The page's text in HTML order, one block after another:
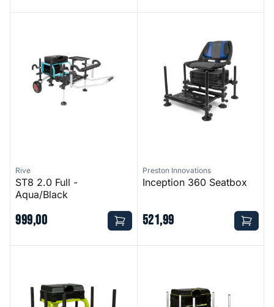
Rive
ST8 2.0 Full -
Aqua/Black
999,00
Preston Innovations
Inception 360 Seatbox
521,99